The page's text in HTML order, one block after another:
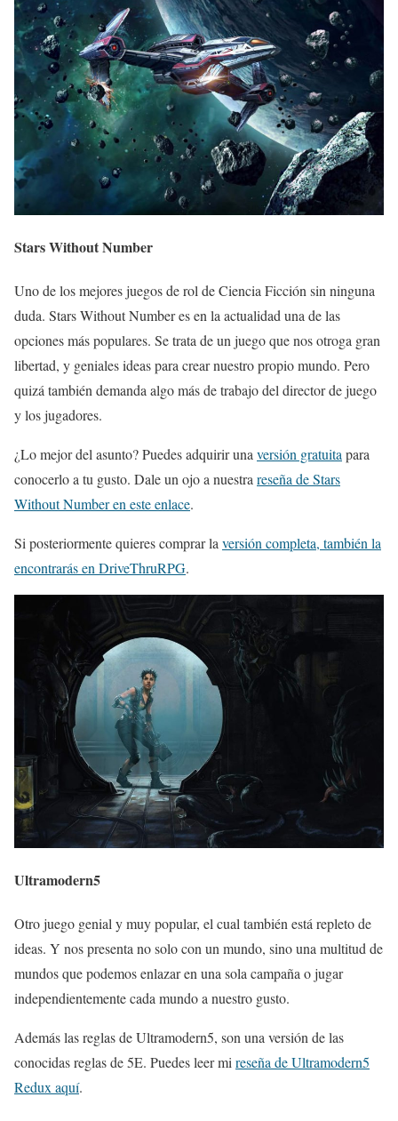
Stars Without Number
Uno de los mejores juegos de rol de Ciencia Ficción sin ninguna
duda. Stars Without Number es en la actualidad una de las
opciones más populares. Se trata de un juego que nos otroga gran
libertad, y geniales ideas para crear nuestro propio mundo. Pero
quizá también demanda algo más de trabajo del director de juego
y los jugadores.
¿Lo mejor del asunto? Puedes adquirir unaversión gratuitapara
conocerlo a tu gusto. Dale un ojo a nuestrareseña de Stars
Without Number en este enlace.
Si posteriormente quieres comprar laversión completa, también la
encontrarás en DriveThruRPG.
Ultramodern5
Otro juego genial y muy popular, el cual también está repleto de
ideas. Y nos presenta no solo con un mundo, sino una multitud de
mundos que podemos enlazar en una sola campaña o jugar
independientemente cada mundo a nuestro gusto.
Además las reglas de Ultramodern5, son una versión de las
conocidas reglas de 5E. Puedes leer mi reseña de Ultramodern5
Redux aquí.